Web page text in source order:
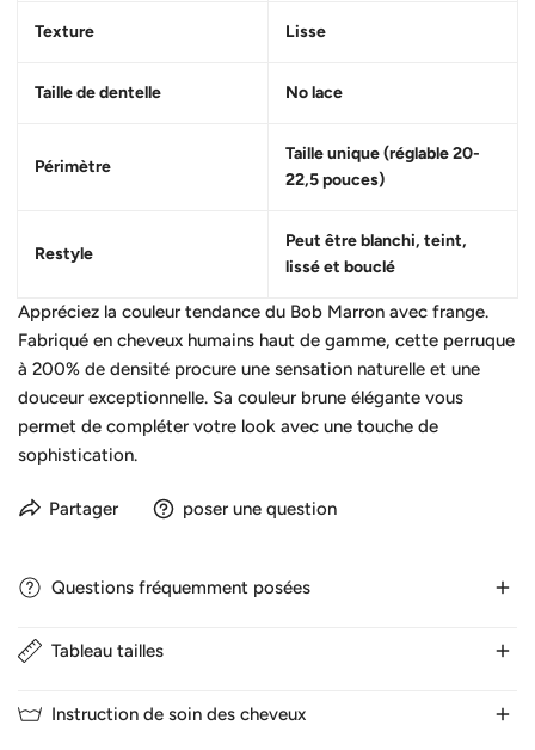
Texture Lisse
Taille de dentelle No lace
Périmètre
Taille unique (réglable 20-
22,5 pouces)
Restyle
Peut être blanchi, teint,
lissé et bouclé
Appréciez la couleur tendance du Bob Marron avec frange.
Fabriqué en cheveux humains haut de gamme, cette perruque
à 200% de densité procure une sensation naturelle et une
douceur exceptionnelle. Sa couleur brune élégante vous
permet de compléter votre look avec une touche de
sophistication.
Partager poser une question
Questions fréquemment posées
1. Combien de temps dure la livraison ?
jours ouvrables. Il faut 3-5 jours pour la France. 5-7 jours vers
Tableau tailles
1.TAILLE DU BOUCHON WIG
Instruction de soin des cheveux